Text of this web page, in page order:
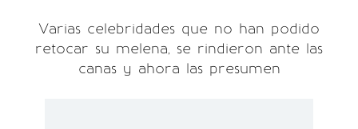
Varias celebridades que no han podido
retocar su melena, se rindieron ante las
canas y ahora las presumen